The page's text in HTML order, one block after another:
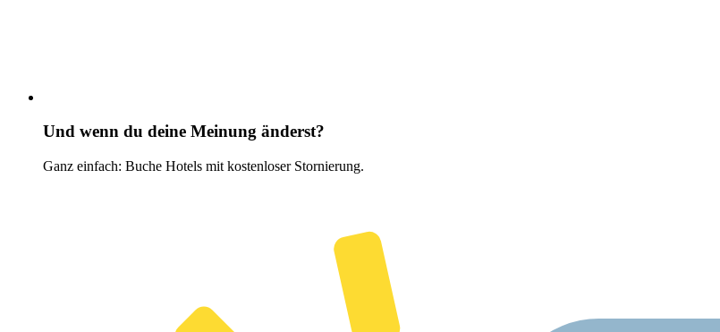
Und wenn du deine Meinung änderst?
Ganz einfach: Buche Hotels mit kostenloser Stornierung.